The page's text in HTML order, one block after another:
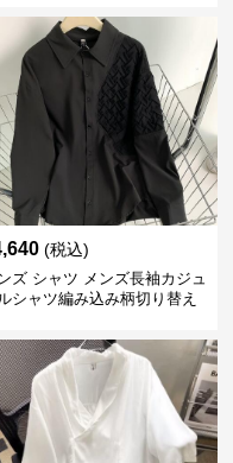
(税込)
ズ シャツ メンズ長袖カジュ
シャツ編み込み柄切り替え